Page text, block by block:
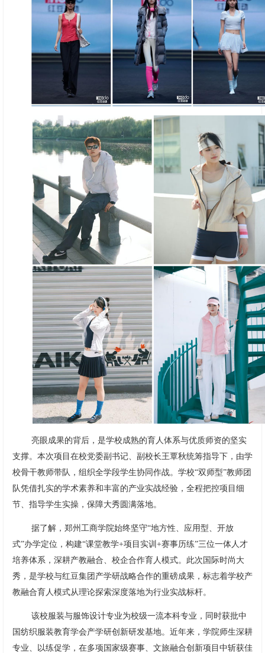
亮眼成果的背后，是学校成熟的育人体系与优质师资的坚实
支撑。本次项目在校党委副书记、副校长王覃秋统筹指导下，由学
校骨干教师带队，组织全学段学生协同作战。学校“双师型”教师团
队凭借扎实的学术素养和丰富的产业实战经验，全程把控项目细
节、指导学生实操，保障大秀圆满落地。
据了解，郑州工商学院始终坚守“地方性、应用型、开放
式”办学定位，构建“课堂教学+项目实训+赛事历练”三位一体人才
培养体系，深耕产教融合、校企合作育人模式。此次国际时尚大
秀，是学校与红豆集团产学研战略合作的重磅成果，标志着学校产
教融合育人模式从理论探索深度落地为行业实战标杆。
该校服装与服饰设计专业为校级一流本科专业，同时获批中
国纺织服装教育学会产学研创新研发基地。近年来，学院师生深耕
专业、以练促学，在多项国家级赛事、文旅融合创新项目中斩获佳